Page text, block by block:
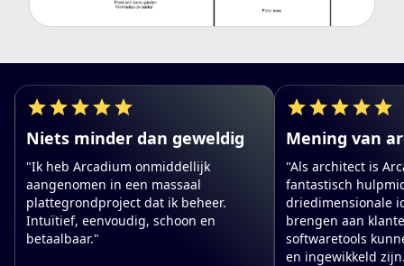
Niets minder dan geweldig
"Ik heb Arcadium onmiddellijk
aangenomen in een massaal
plattegrondproject dat ik beheer.
Intuïtief, eenvoudig, schoon en
betaalbaar."
Mening van
"Als architect is
fantastisch
driedimensionale
brengen aan
softwaretools
en ingewikkeld